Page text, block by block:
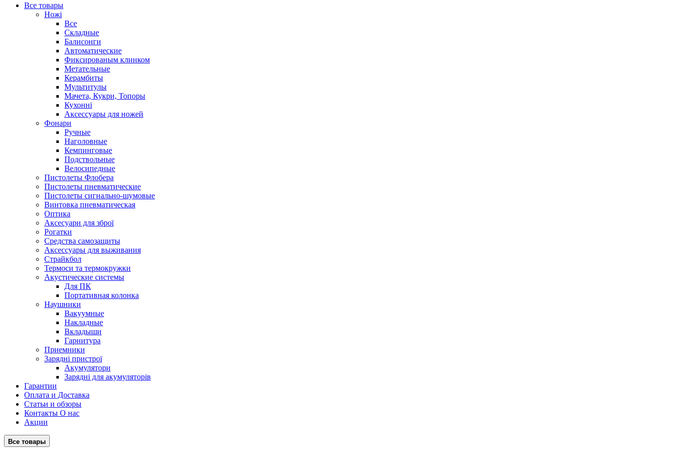
Все товары
Ножі
Все
Складные
Балисонги
Автоматические
Фиксированым клинком
Метательные
Керамбиты
Мультитулы
Мачета, Кукри, Топоры
Кухонні
Аксессуары для ножей
Фонари
Ручные
Наголовные
Кемпинговые
Подствольные
Велосипедные
Пистолеты Флобера
Пистолеты пневматические
Пистолеты сигнально-шумовые
Винтовка пневматическая
Оптика
Аксесуари для зброї
Рогатки
Средства самозащиты
Аксессуары для выживания
Страйкбол
Термоси та термокружки
Акустические системы
Для ПК
Портативная колонка
Наушники
Вакуумные
Накладные
Вкладыши
Гарнитура
Приемники
Зарядні пристрої
Акумулятори
Зарядні для акумуляторів
Гарантии
Оплата и Доставка
Статьи и обзоры
Контакты О нас
Акции
Все товары